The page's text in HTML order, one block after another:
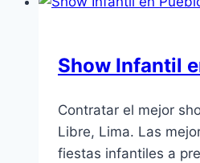
Show Infantil
Contratar el mejor
Libre, Lima. Las
fiestas infantiles a